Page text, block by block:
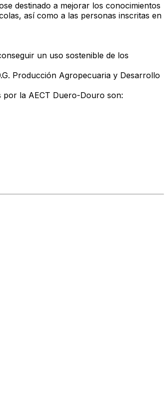
destinado a mejorar los conocimientos
así como a las personas inscritas en
un uso sostenible de los
Producción Agropecuaria y Desarrollo
por la AECT Duero-Douro son: